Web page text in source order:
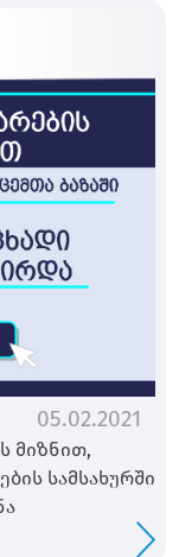
05.02.2021
მიზნით,
სამსახურში